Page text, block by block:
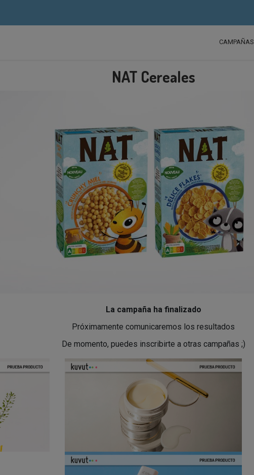
CAMPAÑAS
NAT Cereales
La campaña ha finalizado
Próximamente comunicaremos los resultados
De momento, puedes inscribirte a otras campañas ;)